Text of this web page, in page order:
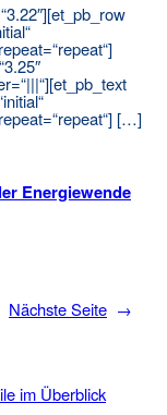
[…]
Energiewende
Nächste Seite →
im Überblick